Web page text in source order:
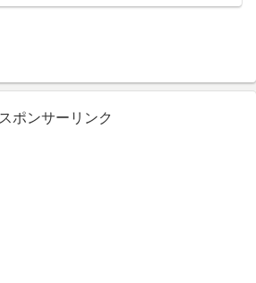
スポンサーリンク